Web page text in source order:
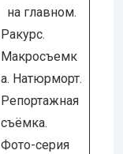
на главном.
Ракурс.
Макросъемк
а. Натюрморт.
Репортажная
съёмка.
Фото-серия